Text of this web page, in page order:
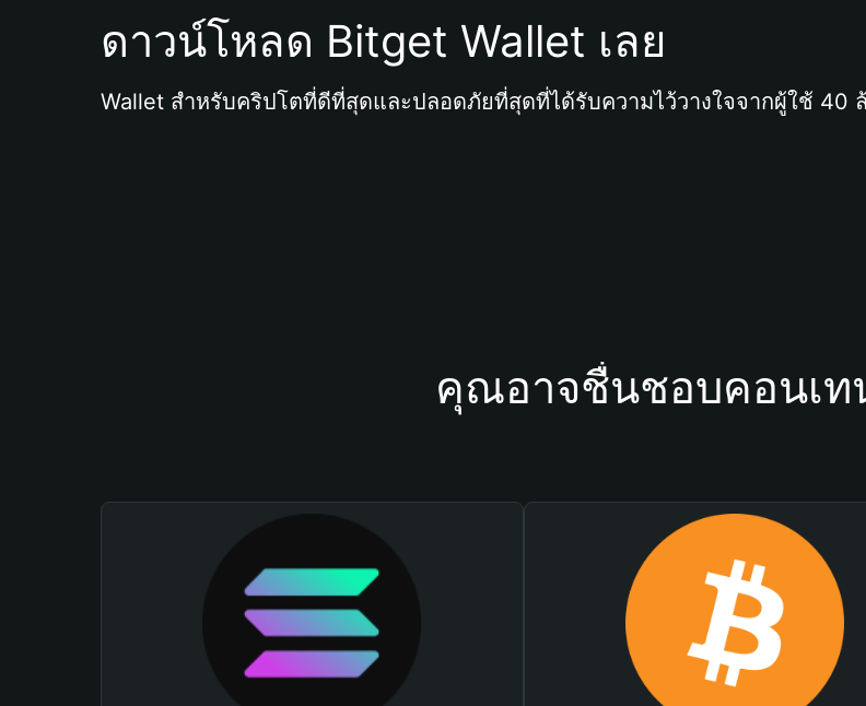
ดาวน์โหลด Bitget Wallet เลย
Wallet สำหรับคริปโตที่ดีที่สุดและปลอดภัยที่สุดที่ได้รับความไว้วางใจจากผู้ใช้ 40
คุณอาจชื่นชอบคอนเท